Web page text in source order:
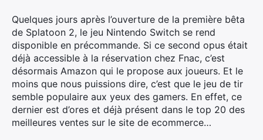
Quelques jours après l’ouverture de la première bêta
de Splatoon 2, le jeu Nintendo Switch se rend
disponible en précommande. Si ce second opus était
déjà accessible à la réservation chez Fnac, c’est
désormais Amazon qui le propose aux joueurs. Et le
moins que nous puissions dire, c’est que le jeu de tir
semble populaire aux yeux des gamers. En effet, ce
dernier est d’ores et déjà présent dans le top 20 des
meilleures ventes sur le site de ecommerce…